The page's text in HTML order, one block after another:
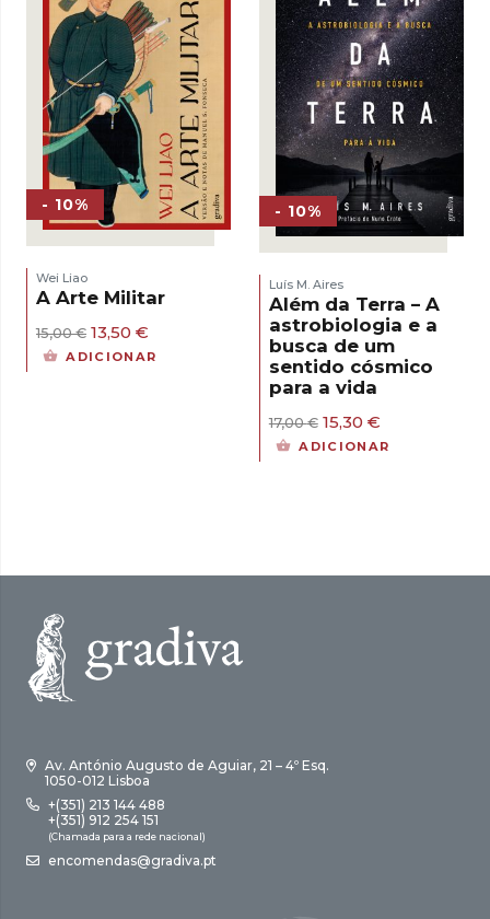
- 10%
Wei Liao
A Arte Militar
15,00€ O
preço
13,50 €
preço
ADICIONAR
- 10%
Luís M. Aires
Além da Terra – A
astrobiologia e a
busca de um
sentido cósmico
para a vida
17,00€ O
preço
15,30 €O
preço
ADICIONAR
Av. António Augusto de Aguiar, 21 – 4º Esq.
1050-012 Lisboa
+(351) 213 144 488
+(351) 912 254 151
(Chamada para a rede nacional)
encomendas@gradiva.pt